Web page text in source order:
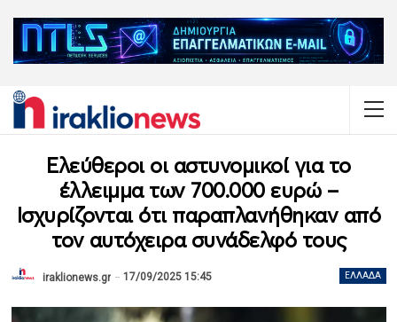
Ελεύθεροι οι αστυνομικοί για το
έλλειμμα των 700.000 ευρώ –
Ισχυρίζονται ότι παραπλανήθηκαν από
τον αυτόχειρα συνάδελφό τους
ΕΛΛΆΔΑ
iraklionews.gr 17/09/2025 15:45